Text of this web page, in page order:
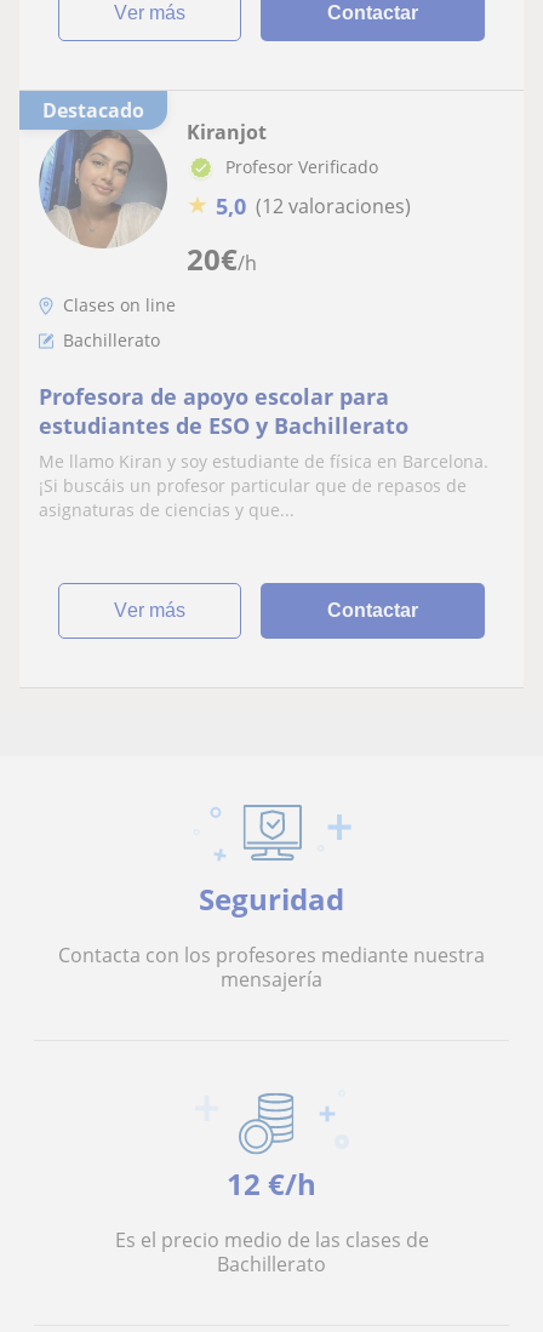
ver más Contactar
Destacado
20€/h
Kiranjot
Profesor Verificado
★ 5,0 (12 valoraciones)
Clases on line
Bachillerato
Profesora de apoyo escolar para
estudiantes de ESO y Bachillerato
Me llamo Kiran y soy estudiante de física en Barcelona.
¡Si buscáis un profesor particular que de repasos de
asignaturas de ciencias y que...
ver más Contactar
Seguridad
Contacta con los profesores mediante nuestra
mensajería
12 €/h
Es el precio medio de las clases de
Bachillerato